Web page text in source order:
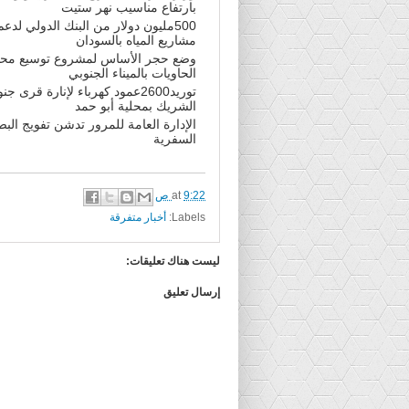
بارتفاع مناسيب نهر ستيت
500مليون دولار من البنك الدولي
مشاريع المياه بالسودان
وضع حجر الأساس لمشروع توسيع
الحاويات بالميناء الجنوبي
توريد2600عمود كهرباء لإنارة قرى
الشريك بمحلية أبو حمد
الإدارة العامة للمرور تدشن تفويج
السفرية
at9:22 ص
Labels:
أخبار متفرقة
ليست هناك تعليقات:
إرسال تعليق